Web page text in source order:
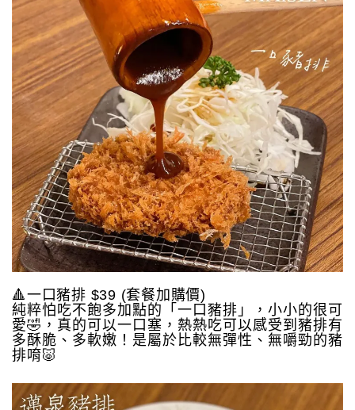
🔺一口豬排 $39 (套餐加購價)
純粹怕吃不飽多加點的「一口豬排」，小小的很可
愛🤣，真的可以一口塞，熱熱吃可以感受到豬排有
多酥脆、多軟嫩！是屬於比較無彈性、無嚼勁的豬
排唷🐷